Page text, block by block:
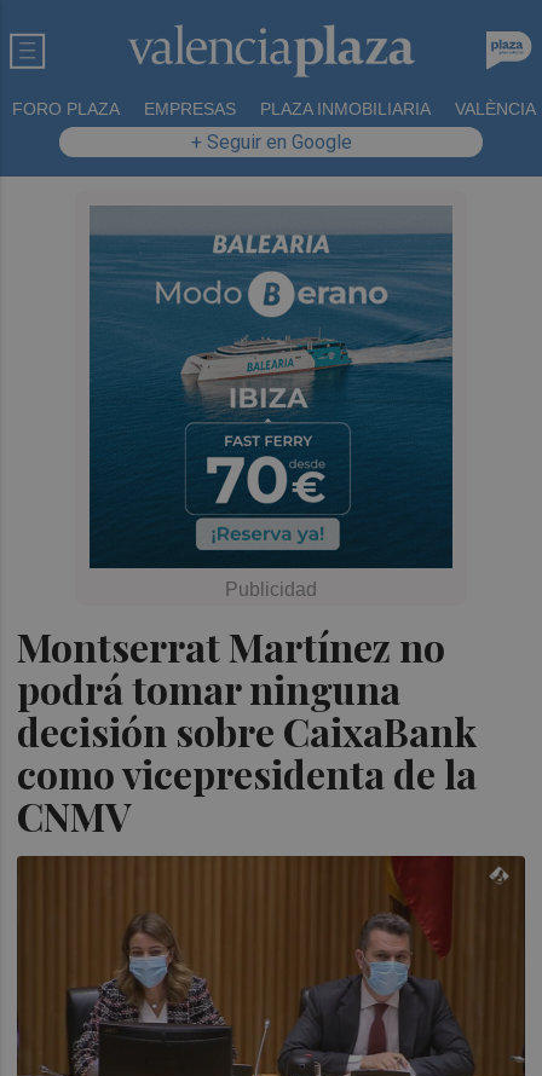
FORO PLAZA EMPRESAS PLAZA INMOBILIARIA VALÈNCIA
+ Seguir en Google
Montserrat Martínez no
podrá tomar ninguna
decisión sobre CaixaBank
como vicepresidenta de la
CNMV